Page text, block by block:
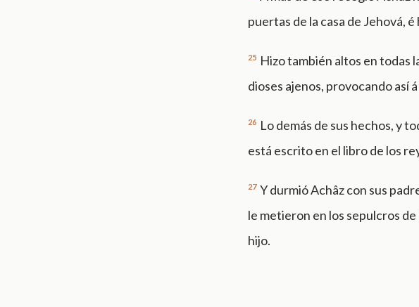
puertas de la casa de Jehová,
25 Hizo también altos en todas
dioses ajenos, provocando así
26 Lo demás de sus hechos, y
está escrito en el libro de los
27 Y durmió Achâz con sus
le metieron en los sepulcros
hijo.